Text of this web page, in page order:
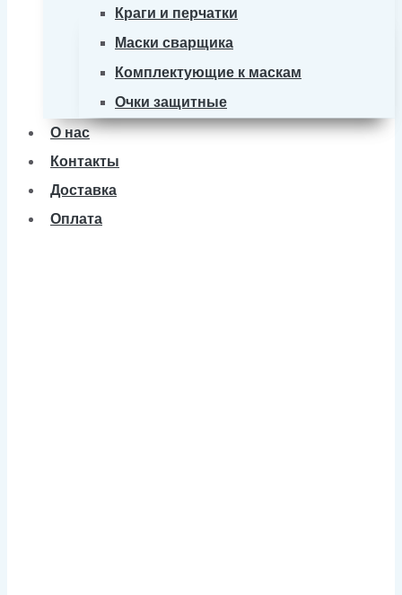
Краги и перчатки
Маски сварщика
Комплектующие к маскам
Очки защитные
О нас
Контакты
Доставка
Оплата